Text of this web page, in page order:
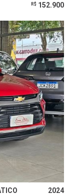
R$ 152.900
2024